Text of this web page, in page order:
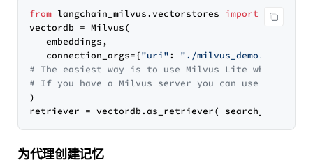
from langchain_milvus.vectorstores import Milvus
vectordb = Milvus(
   embeddings,
   connection_args={
"uri": "./milvus_demo.db"
# The easiest way is to use Milvus Lite where
# If you have a Milvus server you can use the
)
retriever = vectordb.as_retriever( search_kwargs=
为代理创建记忆